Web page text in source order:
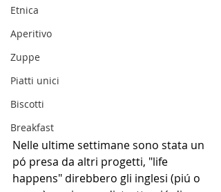
Etnica
Aperitivo
Zuppe
Piatti unici
Biscotti
Breakfast
Nelle ultime settimane sono stata un
pó presa da altri progetti, "life
happens" direbbero gli inglesi (piú o